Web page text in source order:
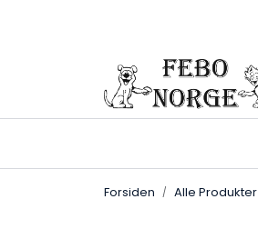
Forsiden Alle Produkter